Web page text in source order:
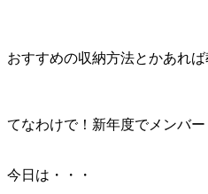
おすすめの収納方法とかあれば
てなわけで！新年度でメンバ
今日は・・・